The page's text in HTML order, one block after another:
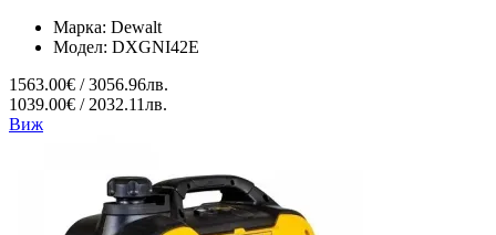
Марка: Dewalt
Модел: DXGNI42E
1563.00€ / 3056.96лв.
1039.00€ / 2032.11лв.
Виж